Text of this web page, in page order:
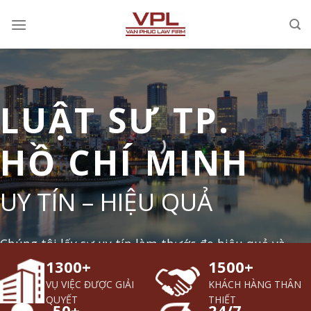
đến
LUẬT SƯ TP.
HỒ CHÍ MINH
UY TÍN – HIỆU QUẢ
Chúng tôi lấy sự uy tín làm thước đo hiệu quả và
công tâm luôn đặt giá trị khách hàng lên trên hết.
1300+
VỤ VIỆC ĐƯỢC GIẢI
QUYẾT
1500+
KHÁCH HÀNG THÂN
THIẾT